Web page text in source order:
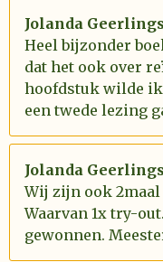
Jolanda Geerlings
Heel bijzonder
dat het ook over
hoofdstuk wilde ik
een twede lezing
Jolanda Geerlings
Wij zijn ook 2maal
Waarvan 1x try-
gewonnen.